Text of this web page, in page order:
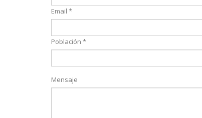
Email *
Población *
Mensaje